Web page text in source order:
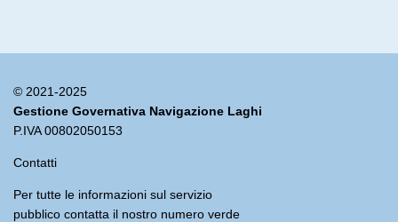
© 2021-2025
Gestione Governativa Navigazione Laghi
P.IVA 00802050153
Contatti
Per tutte le informazioni sul servizio
pubblico contatta il nostro numero verde